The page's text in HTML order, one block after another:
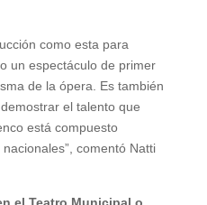
como esta para
un espectáculo de primer
de la ópera. Es también
el talento que
está compuesto
comentó Natti